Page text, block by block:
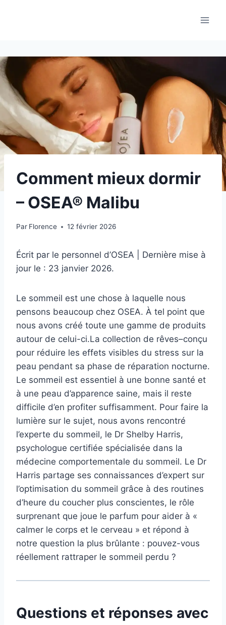
Comment mieux dormir
– OSEA® Malibu
Par Florence 12 février 2026
Écrit par le personnel d’OSEA | Dernière mise à
jour le : 23 janvier 2026.
Le sommeil est une chose à laquelle nous
pensons beaucoup chez OSEA. À tel point que
nous avons créé toute une gamme de produits
autour de celui-ci.La collection de rêves–conçu
pour réduire les effets visibles du stress sur la
peau pendant sa phase de réparation nocturne.
Le sommeil est essentiel à une bonne santé et
à une peau d’apparence saine, mais il reste
difficile d’en profiter suffisamment. Pour faire la
lumière sur le sujet, nous avons rencontré
l’experte du sommeil, le Dr Shelby Harris,
psychologue certifiée spécialisée dans la
médecine comportementale du sommeil. Le Dr
Harris partage ses connaissances d’expert sur
l’optimisation du sommeil grâce à des routines
d’heure du coucher plus conscientes, le rôle
surprenant que joue le parfum pour aider à «
calmer le corps et le cerveau » et répond à
notre question la plus brûlante : pouvez-vous
réellement rattraper le sommeil perdu ?
Questions et réponses avec